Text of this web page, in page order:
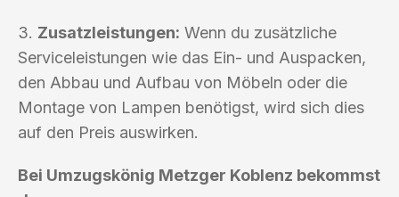
3. Zusatzleistungen: Wenn du zusätzliche
Serviceleistungen wie das Ein- und Auspacken,
den Abbau und Aufbau von Möbeln oder die
Montage von Lampen benötigst, wird sich dies
auf den Preis auswirken.
Bei Umzugskönig Metzger Koblenz bekommst